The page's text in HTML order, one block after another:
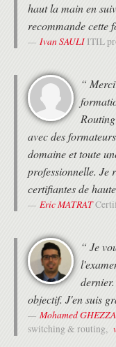
Décrire le
routage statique.
Décrire
Expliquer les
décrire les
First (OSPF).
MISE EN ŒUVRE DE
Expliquer
(STP) et le
Configurer
Décrire l'objectif
Fi et l’usage des
FONCTIONNALITÉS
Décrire les
Décrire le
leurs applications.
Configurer l'accès
Host Configuration
horaires des trains ou
• Une attestation de
formation.
haut la main en
recommande cette
Ivan SAULI ITIL
“
avec des
domaine et toute
professionnelle. Je
certifiantes de
Eric MATRAT
“ Je
objectif. J'en suis
Mohamed
switching & routing,